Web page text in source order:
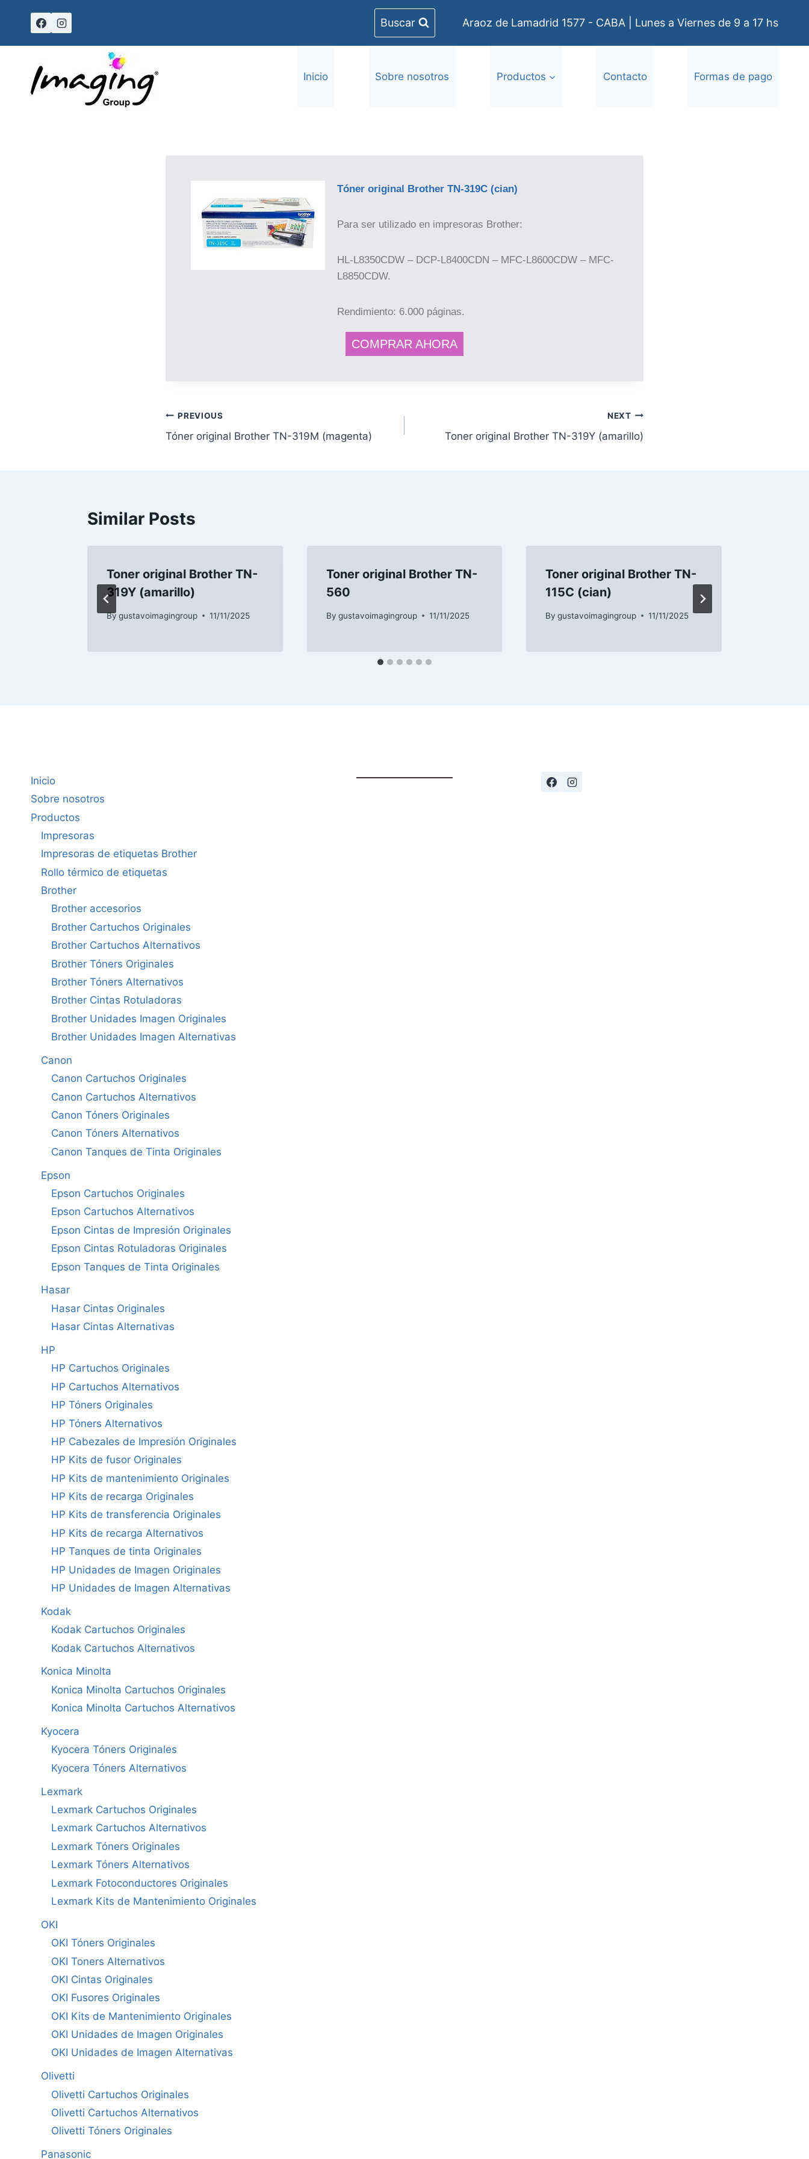
Buscar Araoz de Lamadrid 1577 - CABA | Lunes a Viernes de 9 a 17 hs
Inicio Sobre nosotros Productos Contacto Formas de pago
Tóner original Brother TN-319C (cian)
Para ser utilizado en impresoras Brother:
HL-L8350CDW – DCP-L8400CDN – MFC-L8600CDW – MFC-
L8850CDW.
Rendimiento: 6.000 páginas.
COMPRAR AHORA
PREVIOUS
Tóner original Brother TN-319M (magenta)
NEXT
Toner original Brother TN-319Y (amarillo)
Similar Posts
Toner original Brother TN-
319Y (amarillo)
By gustavoimagingroup 11/11/2025
Toner original Brother TN-
560
By gustavoimagingroup 11/11/2025
Toner original Brother TN-
115C (cian)
By gustavoimagingroup 11/11/2025
Inicio
Sobre nosotros
Productos
Impresoras
Impresoras de etiquetas Brother
Rollo térmico de etiquetas
Brother
Brother accesorios
Brother Cartuchos Originales
Brother Cartuchos Alternativos
Brother Tóners Originales
Brother Tóners Alternativos
Brother Cintas Rotuladoras
Brother Unidades Imagen Originales
Brother Unidades Imagen Alternativas
Canon
Canon Cartuchos Originales
Canon Cartuchos Alternativos
Canon Tóners Originales
Canon Tóners Alternativos
Canon Tanques de Tinta Originales
Epson
Epson Cartuchos Originales
Epson Cartuchos Alternativos
Epson Cintas de Impresión Originales
Epson Cintas Rotuladoras Originales
Epson Tanques de Tinta Originales
Hasar
Hasar Cintas Originales
Hasar Cintas Alternativas
HP
HP Cartuchos Originales
HP Cartuchos Alternativos
HP Tóners Originales
HP Tóners Alternativos
HP Cabezales de Impresión Originales
HP Kits de fusor Originales
HP Kits de mantenimiento Originales
HP Kits de recarga Originales
HP Kits de transferencia Originales
HP Kits de recarga Alternativos
HP Tanques de tinta Originales
HP Unidades de Imagen Originales
HP Unidades de Imagen Alternativas
Kodak
Kodak Cartuchos Originales
Kodak Cartuchos Alternativos
Konica Minolta
Konica Minolta Cartuchos Originales
Konica Minolta Cartuchos Alternativos
Kyocera
Kyocera Tóners Originales
Kyocera Tóners Alternativos
Lexmark
Lexmark Cartuchos Originales
Lexmark Cartuchos Alternativos
Lexmark Tóners Originales
Lexmark Tóners Alternativos
Lexmark Fotoconductores Originales
Lexmark Kits de Mantenimiento Originales
OKI
OKI Tóners Originales
OKI Toners Alternativos
OKI Cintas Originales
OKI Fusores Originales
OKI Kits de Mantenimiento Originales
OKI Unidades de Imagen Originales
OKI Unidades de Imagen Alternativas
Olivetti
Olivetti Cartuchos Originales
Olivetti Cartuchos Alternativos
Olivetti Tóners Originales
Panasonic